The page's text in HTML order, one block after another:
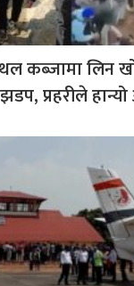
कब्जामा लिन
प्रहरीले हान्यो